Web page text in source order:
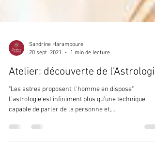
Sandrine Haramboure
20 sept. 2021
1 min de lecture
Atelier: découverte de l'Astrologie